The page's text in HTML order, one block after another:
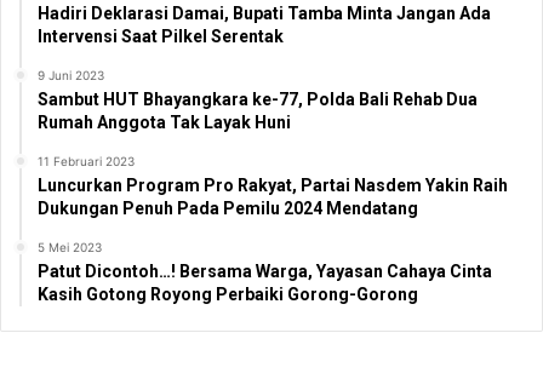
Hadiri Deklarasi Damai, Bupati Tamba Minta Jangan Ada
Intervensi Saat Pilkel Serentak
9 Juni 2023
Sambut HUT Bhayangkara ke-77, Polda Bali Rehab Dua
Rumah Anggota Tak Layak Huni
11 Februari 2023
Luncurkan Program Pro Rakyat, Partai Nasdem Yakin Raih
Dukungan Penuh Pada Pemilu 2024 Mendatang
5 Mei 2023
Patut Dicontoh…! Bersama Warga, Yayasan Cahaya Cinta
Kasih Gotong Royong Perbaiki Gorong-Gorong